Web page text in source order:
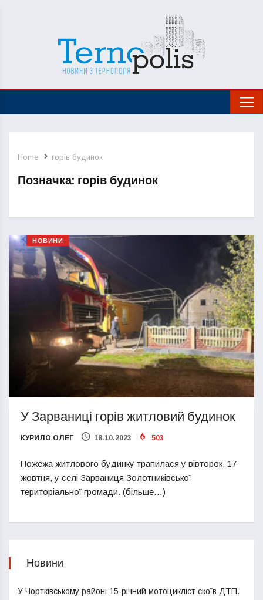
Home горів будинок
Позначка: горів будинок
НОВИНИ
У Зарваниці горів житловий будинок
КУРИЛО ОЛЕГ 18.10.2023 503
Пожежа житлового будинку трапилася у вівторок, 17
жовтня, у селі Зарваниця Золотниківської
територіальної громади. (більше…)
Новини
У Чортківському районі 15-річний мотоцикліст скоїв ДТП.